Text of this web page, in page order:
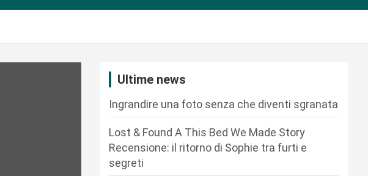
Ultime news
Ingrandire una foto senza che diventi sgranata
Lost & Found A This Bed We Made Story
Recensione: il ritorno di Sophie tra furti e
segreti